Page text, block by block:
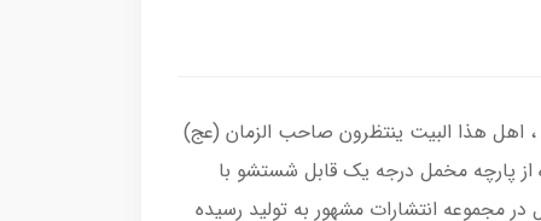
اهل هذا البیت ینتظرون صاحب الزمان (عج)
پارچه مخمل درجه یک قابل شستشو با
مجموعه انتشارات مشهور به تولید رسیده